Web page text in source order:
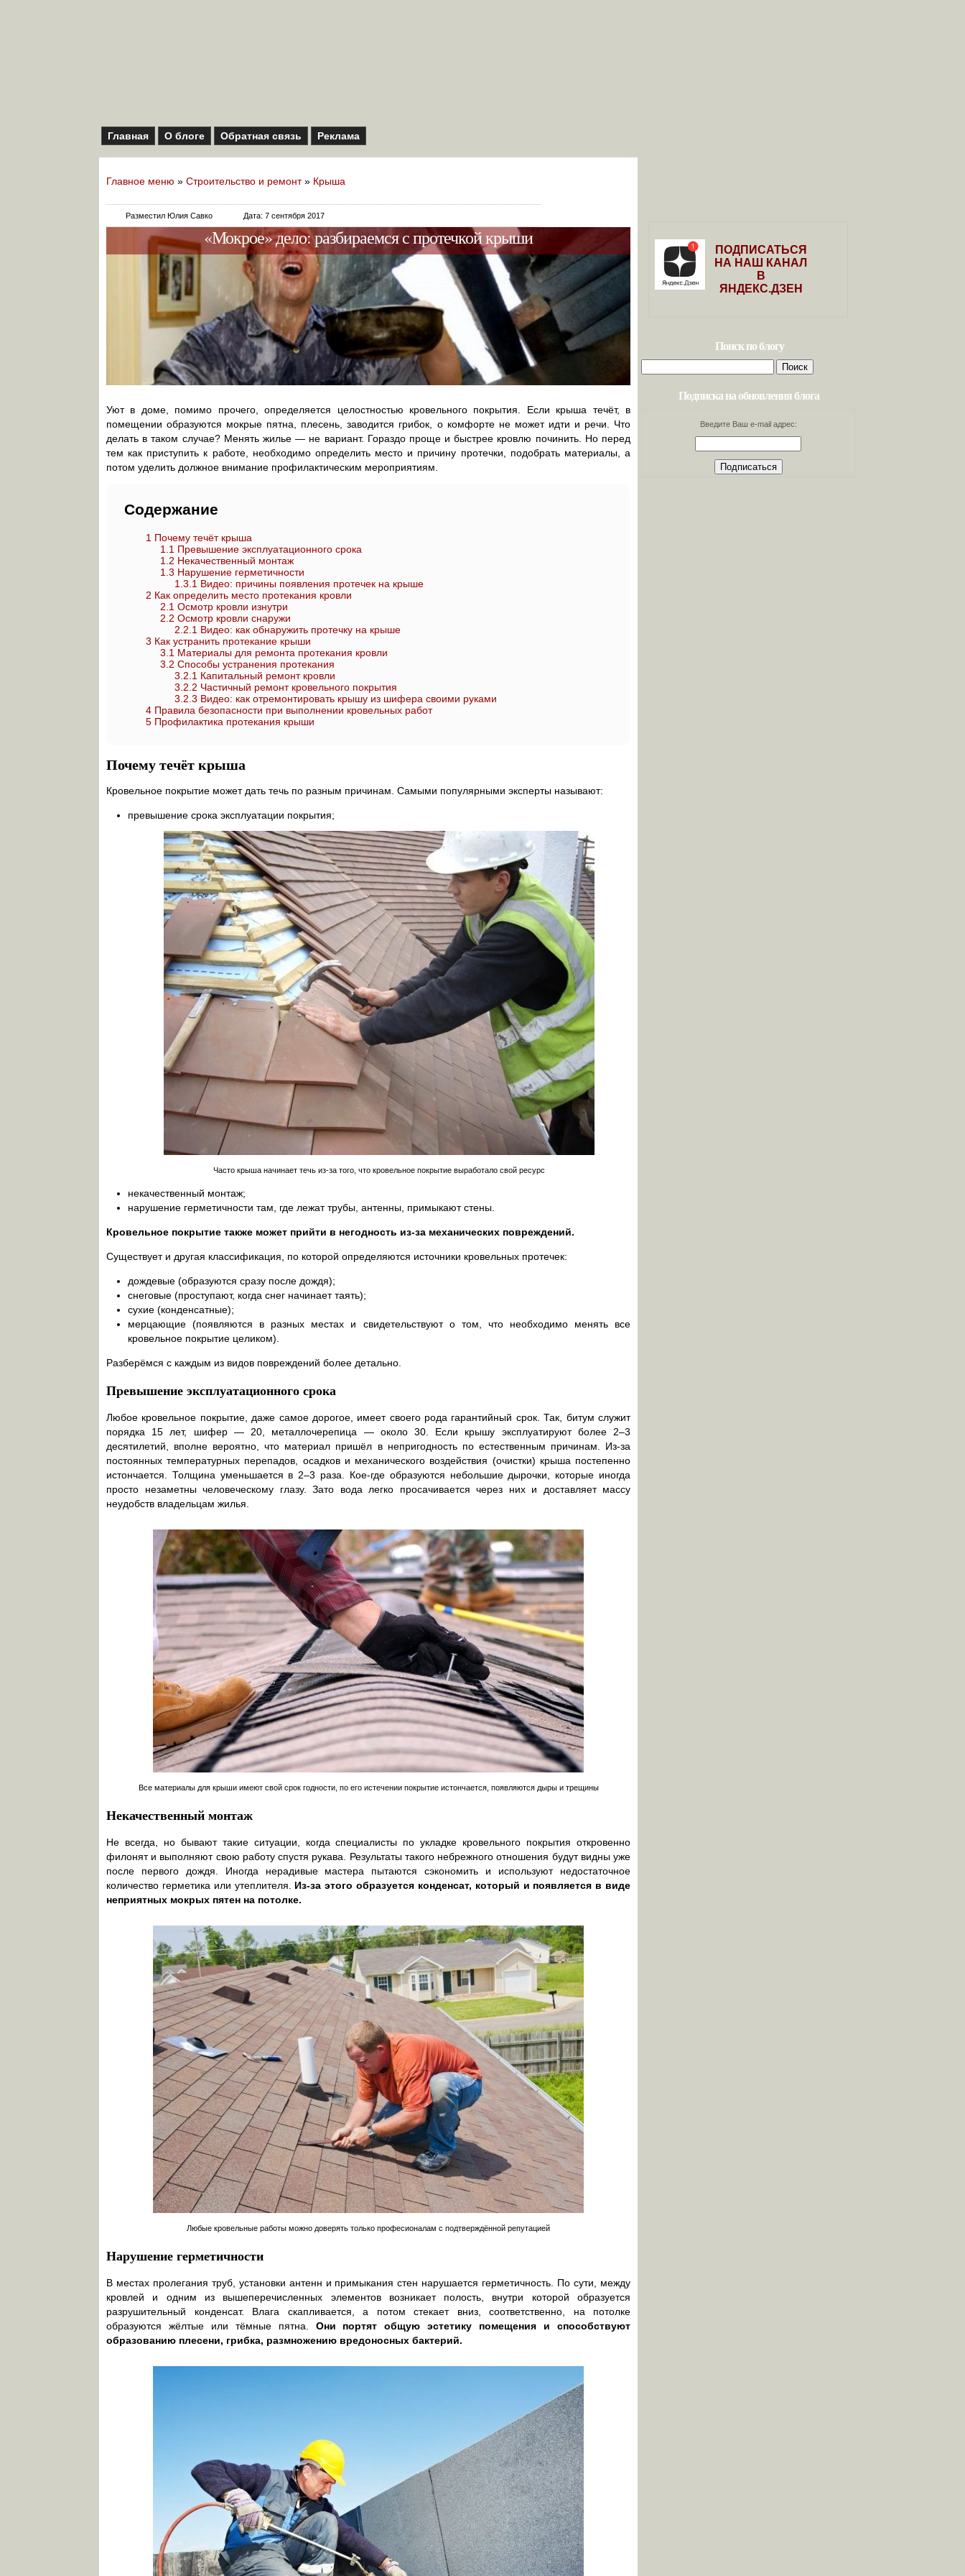
Главная О блоге Обратная связь Реклама
Главное меню » Строительство и ремонт» Крыша
Разместил Юлия Савко Дата: 7 сентября 2017
«Мокрое» дело: разбираемся с протечкой крыши
Уют в доме, помимо прочего, определяется целостностью кровельного покрытия. Если крыша течёт, в
помещении образуются мокрые пятна, плесень, заводится грибок, о комфорте не может идти и речи. Что
делать в таком случае? Менять жилье — не вариант. Гораздо проще и быстрее кровлю починить. Но перед
тем как приступить к работе, необходимо определить место и причину протечки, подобрать материалы, а
потом уделить должное внимание профилактическим мероприятиям.
Содержание
1 Почему течёт крыша
1.1 Превышение эксплуатационного срока
1.2 Некачественный монтаж
1.3 Нарушение герметичности
1.3.1 Видео: причины появления протечек на крыше
2 Как определить место протекания кровли
2.1 Осмотр кровли изнутри
2.2 Осмотр кровли снаружи
2.2.1 Видео: как обнаружить протечку на крыше
3 Как устранить протекание крыши
3.1 Материалы для ремонта протекания кровли
3.2 Способы устранения протекания
3.2.1 Капитальный ремонт кровли
3.2.2 Частичный ремонт кровельного покрытия
3.2.3 Видео: как отремонтировать крышу из шифера своими руками
4 Правила безопасности при выполнении кровельных работ
5 Профилактика протекания крыши
Почему течёт крыша
Кровельное покрытие может дать течь по разным причинам. Самыми популярными эксперты называют:
превышение срока эксплуатации покрытия;
Часто крыша начинает течь из-за того, что кровельное покрытие выработало свой ресурс
некачественный монтаж;
нарушение герметичности там, где лежат трубы, антенны, примыкают стены.
Кровельное покрытие также может прийти в негодность из-за механических повреждений.
Существует и другая классификация, по которой определяются источники кровельных протечек:
дождевые (образуются сразу после дождя);
снеговые (проступают, когда снег начинает таять);
сухие (конденсатные);
мерцающие (появляются в разных местах и свидетельствуют о том, что необходимо менять все
кровельное покрытие целиком).
Разберёмся с каждым из видов повреждений более детально.
Превышение эксплуатационного срока
Любое кровельное покрытие, даже самое дорогое, имеет своего рода гарантийный срок. Так, битум служит
порядка 15 лет, шифер — 20, металлочерепица — около 30. Если крышу эксплуатируют более 2–3
десятилетий, вполне вероятно, что материал пришёл в непригодность по естественным причинам. Из-за
постоянных температурных перепадов, осадков и механического воздействия (очистки) крыша постепенно
истончается. Толщина уменьшается в 2–3 раза. Кое-где образуются небольшие дырочки, которые иногда
просто незаметны человеческому глазу. Зато вода легко просачивается через них и доставляет массу
неудобств владельцам жилья.
Все материалы для крыши имеют свой срок годности, по его истечении покрытие истончается, появляются дыры и трещины
Некачественный монтаж
Не всегда, но бывают такие ситуации, когда специалисты по укладке кровельного покрытия откровенно
филонят и выполняют свою работу спустя рукава. Результаты такого небрежного отношения будут видны уже
после первого дождя. Иногда нерадивые мастера пытаются сэкономить и используют недостаточное
количество герметика или утеплителя. Из-за этого образуется конденсат, который и появляется в виде
неприятных мокрых пятен на потолке.
Любые кровельные работы можно доверять только професионалам с подтверждённой репутацией
Нарушение герметичности
В местах пролегания труб, установки антенн и примыкания стен нарушается герметичность. По сути, между
кровлей и одним из вышеперечисленных элементов возникает полость, внутри которой образуется
разрушительный конденсат. Влага скапливается, а потом стекает вниз, соответственно, на потолке
образуются жёлтые или тёмные пятна. Они портят общую эстетику помещения и способствуют
образованию плесени, грибка, размножению вредоносных бактерий.
ПОДПИСАТЬСЯ
НА НАШ КАНАЛ
В
ЯНДЕКС.ДЗЕН
Поиск по блогу
Найти:
Подписка на обновления блога
Введите Ваш e-mail адрес: